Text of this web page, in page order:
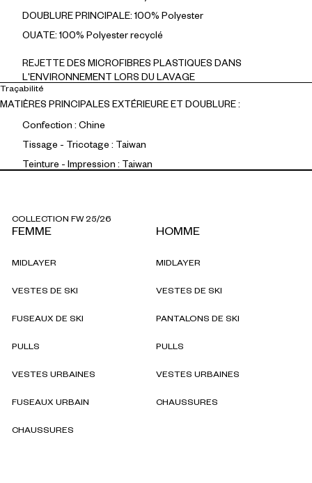
DOUBLURE PRINCIPALE: 100% Polyester
OUATE: 100% Polyester recyclé
REJETTE DES MICROFIBRES PLASTIQUES DANS
L'ENVIRONNEMENT LORS DU LAVAGE
Traçabilité
MATIÈRES PRINCIPALES EXTÉRIEURE ET DOUBLURE :
Confection : Chine
Tissage - Tricotage : Taiwan
Teinture - Impression : Taiwan
COLLECTION FW 25/26
FEMME
MIDLAYER
VESTES DE SKI
FUSEAUX DE SKI
PULLS
VESTES URBAINES
FUSEAUX URBAIN
CHAUSSURES
HOMME
MIDLAYER
VESTES DE SKI
PANTALONS DE SKI
PULLS
VESTES URBAINES
CHAUSSURES